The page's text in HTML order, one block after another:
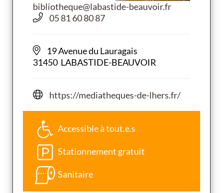
bibliotheque@labastide-beauvoir.fr
05 81 60 80 87
19 Avenue du Lauragais
31450 LABASTIDE-BEAUVOIR
https://mediatheques-de-lhers.fr/
Accessible à tout.e.s
Stationnement gratuit
Sanitaire